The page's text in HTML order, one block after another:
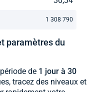
1 308 790
paramètres du
de 1 jour à 30
tracez des niveaux et